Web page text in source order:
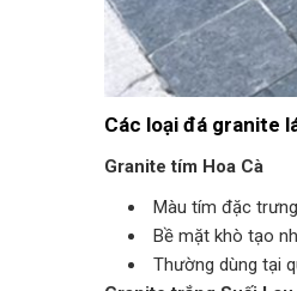
Các loại đá granite
Granite tím Hoa Cà
Màu tím đặc
Bề mặt khò tạo
Thường dùng tại